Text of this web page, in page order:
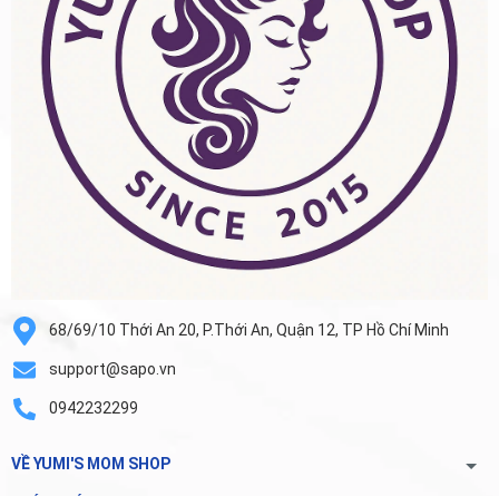
68/69/10 Thới An 20, P.Thới An, Quận 12, TP Hồ Chí Minh
support@sapo.vn
0942232299
VỀ YUMI'S MOM SHOP